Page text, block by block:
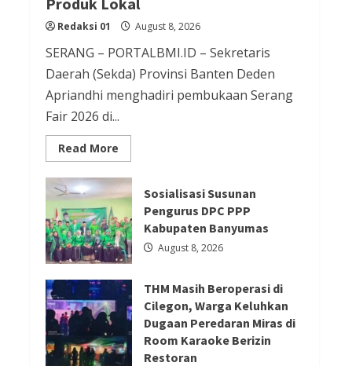
Redaksi 01
Berita Ekonomi dan Bisnis
Berita Otomotif
Berita Trending
GIIAS Education Day Menjadi
Sarana Belajar Interaktif bagi
Pelajar SMK Sederajat hingga
Perguruan Tinggi
Redaksi 01
Berita Ekonomi dan Bisnis
Berita Mancanegara
Serikat Usul Perlindungan Kerja
ABK Migran Saat Taifun dalam
Forum FA di Kaohsiung
Redaksi 01 August 8, 2026
Redaksi 01 August 8, 2026
SERANG – PORTALBMI.ID – Sekretaris
Daerah (Sekda) Provinsi Banten Deden
Apriandhi menghadiri pembukaan Serang
Fair 2026 di...
Read More
more
Serang
Fair
2026
Jadi
Etalase
UMKM,
Sekda
Deden
Ajak
Masyarakat
Cintai
Produk
Lokal
Sosialisasi Susunan
Pengurus DPC PPP
Kabupaten Banyumas
August 8, 2026
THM Masih Beroperasi di
Cilegon, Warga Keluhkan
Dugaan Peredaran Miras di
Room Karaoke Berizin
Restoran